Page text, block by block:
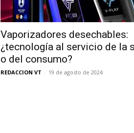
Vaporizadores desechables:
¿tecnología al servicio de la
o del consumo?
REDACCION VT - 19 de agosto de 2024